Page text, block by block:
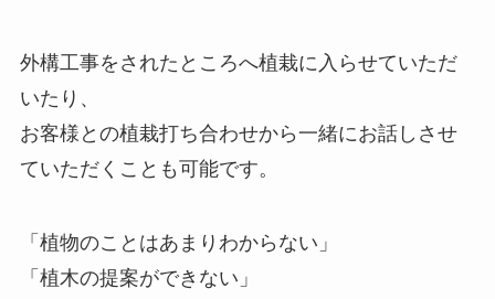
外構工事をされたところへ植栽に入らせていただ
いたり、
お客様との植栽打ち合わせから一緒にお話しさせ
ていただくことも可能です。
「植物のことはあまりわからない」
「植木の提案ができない」